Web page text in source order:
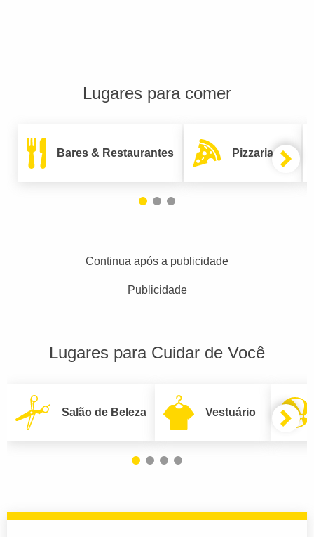
Lugares para comer
Bares & Restaurantes Pizzarias
Continua após a publicidade
Publicidade
Lugares para Cuidar de Você
Salão de Beleza Vestuário